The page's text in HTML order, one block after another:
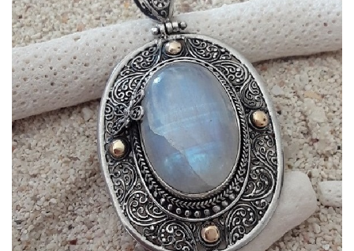
APERÇU RAPIDE